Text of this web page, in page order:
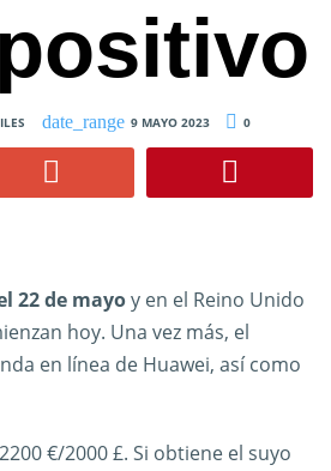
9 MAYO 2023 0
22 de mayoy en el Reino Unido
hoy. Una vez más, el
en línea de Huawei, así como
€/2000 £. Si obtiene el suyo